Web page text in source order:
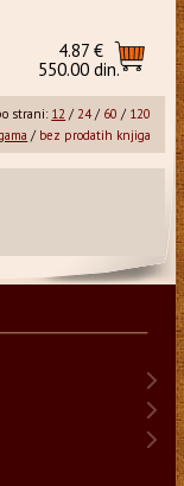
4.87 €
550.00 din.
strani: 12 /24/ 60 / 120
/ bez prodatih knjiga